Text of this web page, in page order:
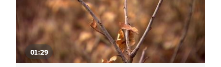
respektuje přírodní procesy. Těžba jednotlivých
stromů místo holoseče vede k lesu různorodému,
různověkému a odolnému vůči počasí
a kůrovcovým kalamitám.
01:29